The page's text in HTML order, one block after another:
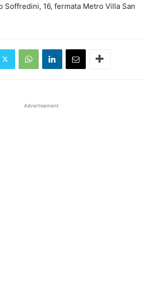
Soffredini, 16, fermata Metro Villa San
Advertisement